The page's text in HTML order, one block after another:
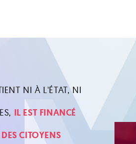
NI À L'ÉTAT, NI
IL EST FINANCÉ
CITOYENS